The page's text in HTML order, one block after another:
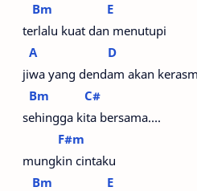
Bm
E
terlalu kuat dan menutupi
A
D
jiwa yang dendam akan
Bm
C#
sehingga kita bersama….
F#m
mungkin cintaku
Bm
E